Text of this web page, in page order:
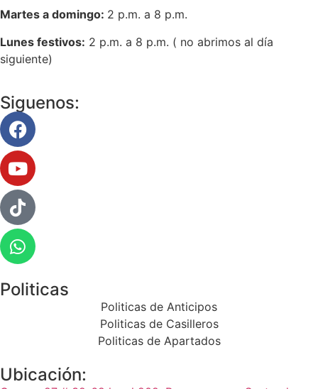
Martes a domingo: 2 p.m. a 8 p.m.
Lunes festivos: 2 p.m. a 8 p.m. ( no abrimos al día
siguiente)
Siguenos:
Politicas
Politicas de Anticipos
Politicas de Casilleros
Politicas de Apartados
Ubicación: